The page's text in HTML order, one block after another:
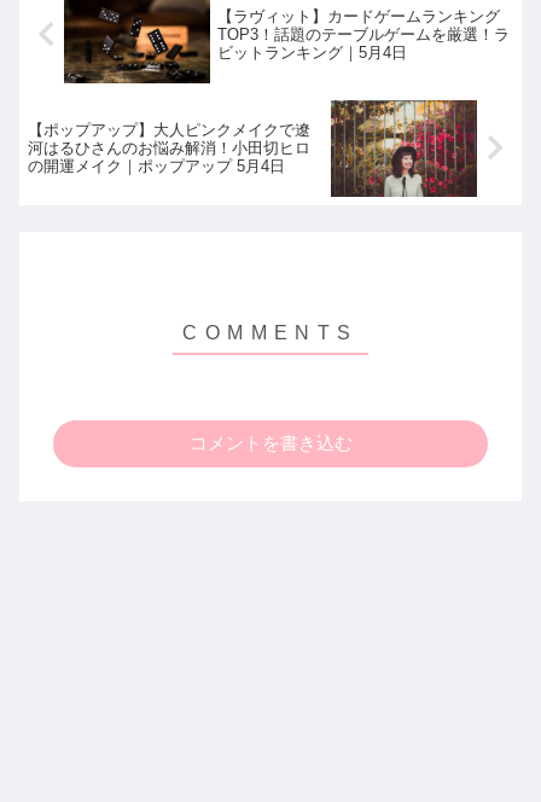
【ラヴィット】カードゲームランキング
TOP3！話題のテーブルゲームを厳選！ラ
ビットランキング｜5月4日
【ポップアップ】大人ピンクメイクで遼
河はるひさんのお悩み解消！小田切ヒロ
の開運メイク｜ポップアップ 5月4日
コメントを書き込む